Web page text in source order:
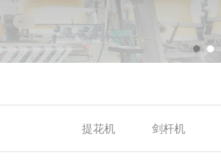
提花机 剑杆机